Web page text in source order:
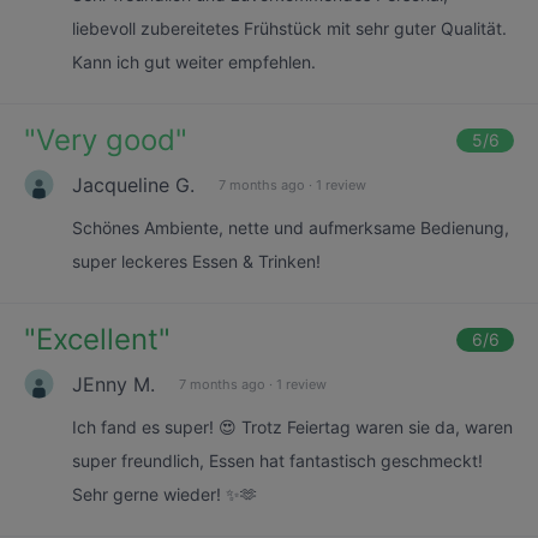
liebevoll zubereitetes Frühstück mit sehr guter Qualität.
Kann ich gut weiter empfehlen.
"Very good" 5/6
Jacqueline G. 7 months ago · 1 review
Schönes Ambiente, nette und aufmerksame Bedienung,
super leckeres Essen & Trinken!
"Excellent" 6/6
JEnny M. 7 months ago · 1 review
Ich fand es super! 😍 Trotz Feiertag waren sie da, waren
super freundlich, Essen hat fantastisch geschmeckt!
Sehr gerne wieder! ✨🫶